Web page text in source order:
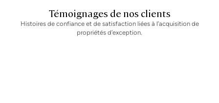
Témoignages de nos clients
Histoires de confiance et de satisfaction liées à l’acquisition de
propriétés d’exception.